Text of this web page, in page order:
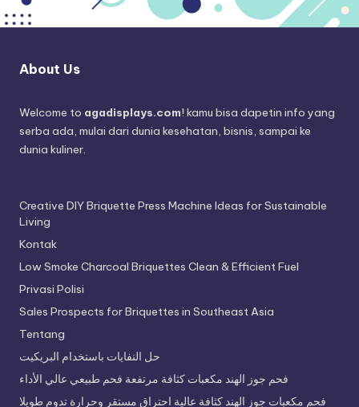
About Us
Welcome to agadisplays.com! kamu bisa dapetin info yang
serba ada, mulai dari dunia kesehatan, bisnis, sampai ke
dunia kuliner.
Creative DIY Briquette Press Machine Ideas for Sustainable
Living
Kontak
Low Smoke Charcoal Briquettes Clean & Efficient Fuel
Privasi Polisi
Sales Prospects for Briquettes in Southeast Asia
Tentang
حل النفايات باستخدام البريكيت
فحم جوز الهند مكعبات كثافة مرتفعة فحم طبيعي عالي الأداء
فحم مكعبات جوز الهند كثافة عالية احتراق مستقر وحرارة تدوم طويلا